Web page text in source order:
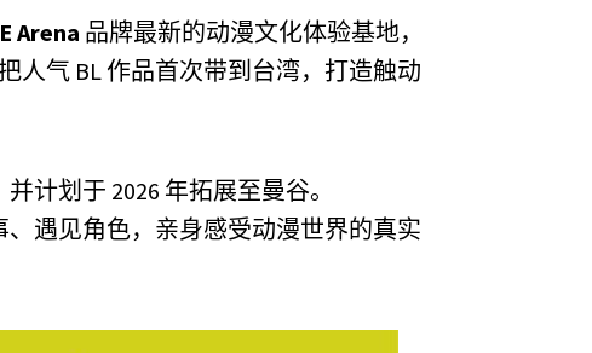
Arena 品牌最新的动漫文化体验基地，
人气 BL 作品首次带到台湾，打造触动
计划于 2026 年拓展至曼谷。
遇见角色，亲身感受动漫世界的真实